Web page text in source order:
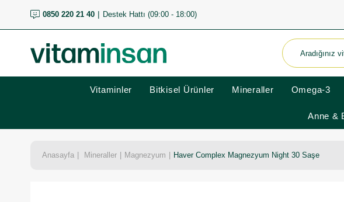
0850 220 21 40 Destek Hattı (09:00 - 18:00)
Vitaminler Bitkisel Ürünler Mineraller Omega-3
Anne &
Anasayfa Mineraller Magnezyum Haver Complex Magnezyum Night 30 Saşe